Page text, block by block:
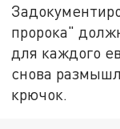
пророка"
для каждого
снова
крючок.